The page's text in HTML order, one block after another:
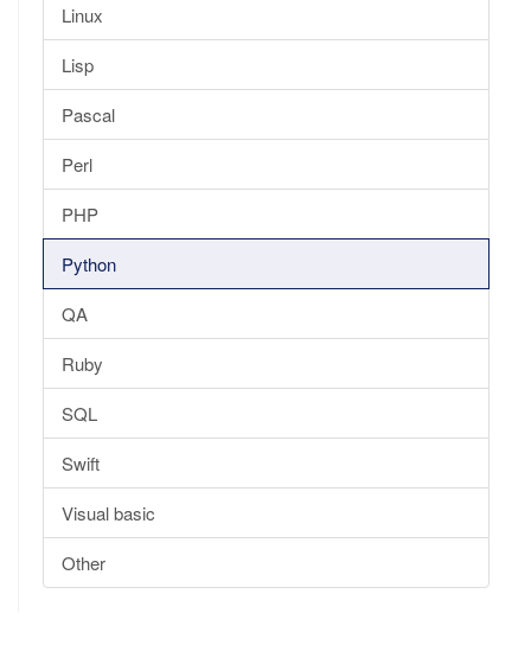
Linux
Lisp
Pascal
Perl
PHP
Python
QA
Ruby
SQL
Swift
Visual basic
Other